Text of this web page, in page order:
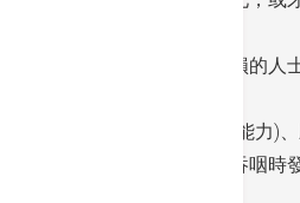
症等疾病而令神經系統受損的人
部份抗精神病藥(影響吞嚥能力)
士，尤其吞食過快或大口吞咽時